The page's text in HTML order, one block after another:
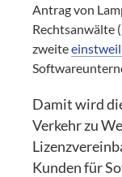
Antrag von
Rechtsanwälte
zweite
Damit wird
Verkehr zu
Kunden für